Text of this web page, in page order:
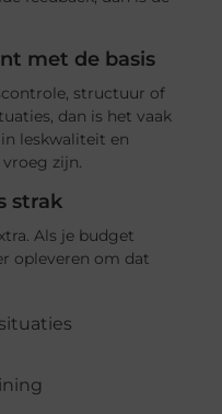
met de basis
structuur of
dan is het vaak
leskwaliteit en
zijn.
strak
Als je budget
opleveren om dat